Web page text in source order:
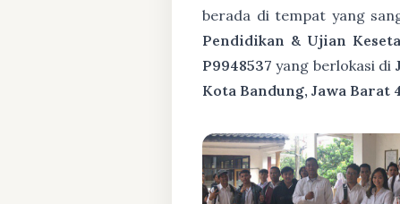
berada di tempat yang
Pendidikan & Ujian
P9948537 yang berlokasi di
Kota Bandung, Jawa Barat